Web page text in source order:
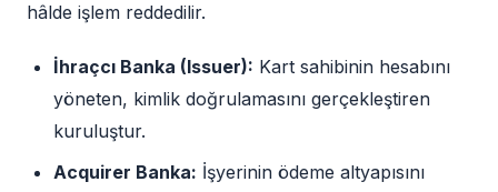
hâlde işlem reddedilir.
İhraçcı Banka (Issuer): Kart sahibinin hesabını
yöneten, kimlik doğrulamasını gerçekleştiren
kuruluştur.
Acquirer Banka: İşyerinin ödeme altyapısını